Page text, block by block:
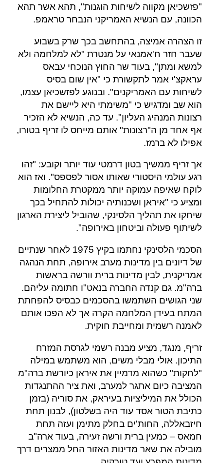
"פזשכיאן מקווה לשיחות הוגנות", תהא אשר תהא
הכוונה, עם הנשיא האמריקני הנבחר טראמפ.
זו הצהרה אמיצה, בהתחשב בכך שרק בשבוע
שעבר חזר ח'אמנאי על מנטרת "לא למלחמה ולא
למשא ומתן", בעוד שר החוץ הנוכחי עבאס
עראקצ'י אמר לתקשורת כי "אין שום בסיס
לשיחות עם האמריקנים". ובנוגע לפזשכיאן עצמו,
הוא שב ומדגיש כי "משימתי היא ליישם את
רצונות המנהיג העליון". עד כה, הנשיא לא הזכיר
אף אחד מן ה"רצונות" אותם מייחס לו זריף בטורו,
אפילו לא ברמז.
אך זריף ממשיך בטון דרמטי עוד יותר וקובע: "זהו
רגע עולמי היסטורי שאותו אסור לפספס". ואז הוא
לוקח שאיפה עמוקה יותר ממקטרת החלומות
ומציע כי "איראן ושכנותיה יכולות להתחיל בכך
שיחקו את תהליך הלסינקי, שהוביל ליצירת הארגון
לשיתוף פעולה וביטחון באירופה".
הסכמי הלסינקי נחתמו בקיץ 1975 לאחר שנתיים
של דיונים בין מדינות מערב אירופה, תחת הנהגה
אמריקנית, לבין מדינות ברית וורשה בראשות
ברה"מ. גם קנדה החברה בנאט"ו חתומה עליהם.
שני הגושים השתמשו בהסכמים כבסיס להפחתת
המתח בעידן המלחמה הקרה אך לא הפכו אותם
לאמנה רשמית ומחייבת חוקית.
זריף, מנגד, מציע מבנה רשמי לגרסת המזרח
התיכון. אולי מבלי משים, הוא משתמש במילה
"לחקות" כשהוא מדמיין את איראן כיורשת ברה"מ
המציבה כיום אתגר למערב, ואת ציר ההתנגדות
הכולל את המיליציות בעיראק, את סוריה (בזמן
כתיבת הטור אסד עוד היה בשלטון), לבנון תחת
חיזבאללה, החות'ים בחלק מתימן ועזה תחת
חמאס – כמעין ברית ורשה זעירה, בעוד ארה"ב
מובילה את שאר מדינות האזור החל ממצרים דרך